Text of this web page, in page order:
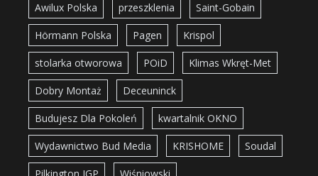
Awilux Polska przeszklenia Saint-Gobain
Hörmann Polska Pagen Krispol
stolarka otworowa POiD Klimas Wkręt-Met
Dobry Montaż Deceuninck
Budujesz Dla Pokoleń kwartalnik OKNO
Wydawnictwo Bud Media KRISHOME Soudal